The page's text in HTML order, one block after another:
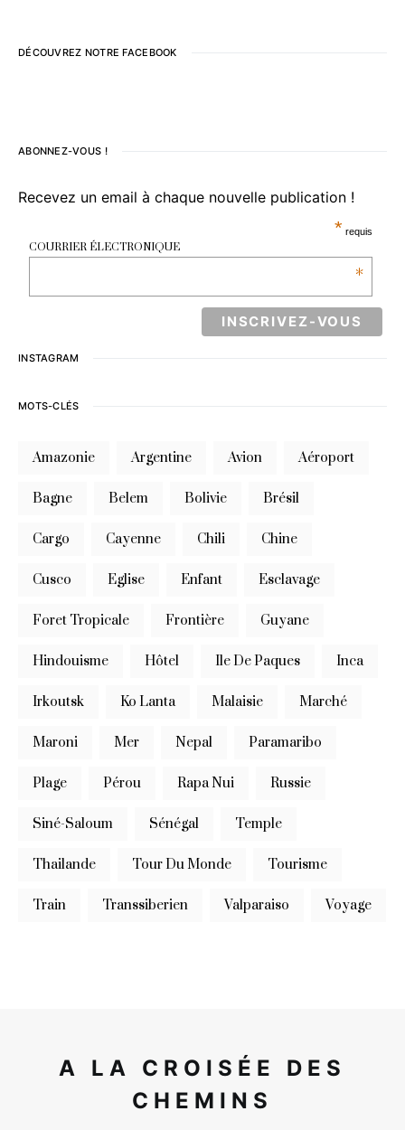
DÉCOUVREZ NOTRE FACEBOOK
ABONNEZ-VOUS !
Recevez un email à chaque nouvelle publication !
* requis
COURRIER ÉLECTRONIQUE
*
INSTAGRAM
MOTS-CLÉS
Amazonie Argentine Avion Aéroport
Bagne Belem Bolivie Brésil
Cargo Cayenne Chili Chine
Cusco Eglise Enfant Esclavage
Foret Tropicale Frontière Guyane
Hindouisme Hôtel Ile De Paques Inca
Irkoutsk Ko Lanta Malaisie Marché
Maroni Mer Nepal Paramaribo
Plage Pérou Rapa Nui Russie
Siné-Saloum Sénégal Temple
Thailande Tour Du Monde Tourisme
Train Transsiberien Valparaiso Voyage
A LA CROISÉE DES
CHEMINS